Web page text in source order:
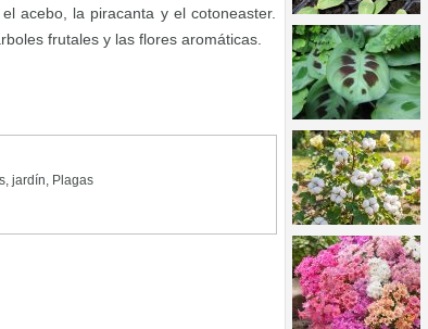
acebo, la piracanta y el cotoneaster.
frutales y las flores aromáticas.
, jardín, Plagas